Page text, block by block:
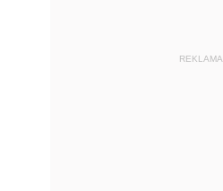
REKLAMA